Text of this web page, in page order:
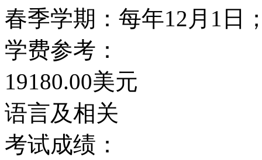
俄亥俄大学OHIO
深刻之外，俄亥俄大学
备也不差，光是运动设
房、田径场、篮球场、
UNIVERSITY就读，其
春季学期：每年12月1日
学费参考：
19180.00美元
语言及相关
考试成绩：